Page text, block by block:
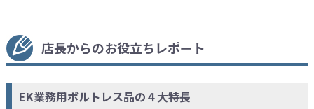
店長からのお役立ちレポート
EK業務用ボルトレス品の４大特長